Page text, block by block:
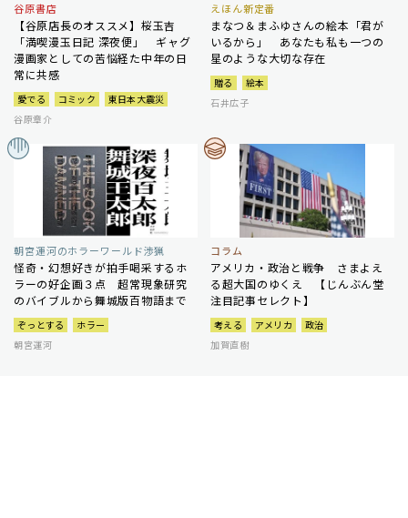
谷原書店
【谷原店長のオススメ】桜玉吉
「満喫漫玉日記 深夜便」 ギャグ
漫画家としての苦悩経た中年の日
常に共感
愛でる コミック
東日本大震災
谷原章介
えほん新定番
まなつ＆まふゆさんの絵本「君が
いるから」 あなたも私も一つの
星のような大切な存在
贈る
絵本
石井広子
朝宮運河のホラーワールド渉猟
怪奇・幻想好きが拍手喝采するホ
ラーの好企画３点 超常現象研究
のバイブルから舞城版百物語まで
ぞっとする
ホラー
朝宮運河
コラム
アメリカ・政治と戦争 さまよえ
る超大国のゆくえ 【じんぶん堂
注目記事セレクト】
考える アメリカ
政治
加賀直樹